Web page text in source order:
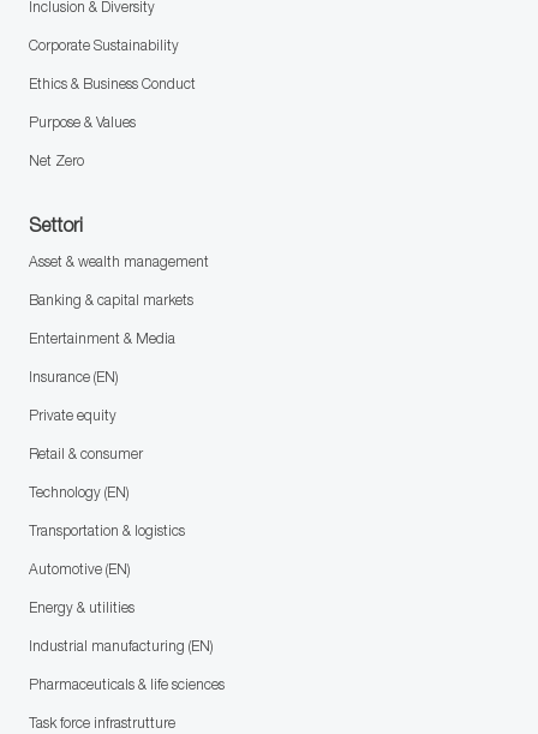
Inclusion & Diversity
Corporate Sustainability
Ethics & Business Conduct
Purpose & Values
Net Zero
Settori
Asset & wealth management
Banking & capital markets
Entertainment & Media
Insurance (EN)
Private equity
Retail & consumer
Technology (EN)
Transportation & logistics
Automotive (EN)
Energy & utilities
Industrial manufacturing (EN)
Pharmaceuticals & life sciences
Task force infrastrutture